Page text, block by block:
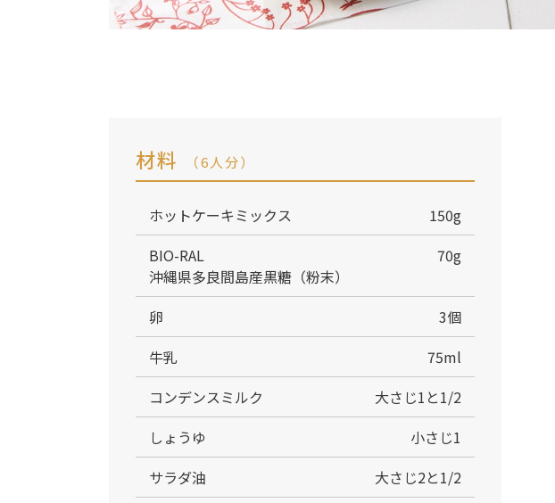
材料 （6人分）
ホットケーキミックス
150g
BIO-RAL
沖縄県多良間島産黒糖（粉末）
70g
卵
3個
牛乳
75ml
コンデンスミルク
大さじ1と1/2
しょうゆ
小さじ1
サラダ油
大さじ2と1/2